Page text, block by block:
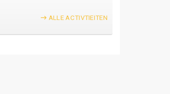
ALLE ACTIVTIEITEN